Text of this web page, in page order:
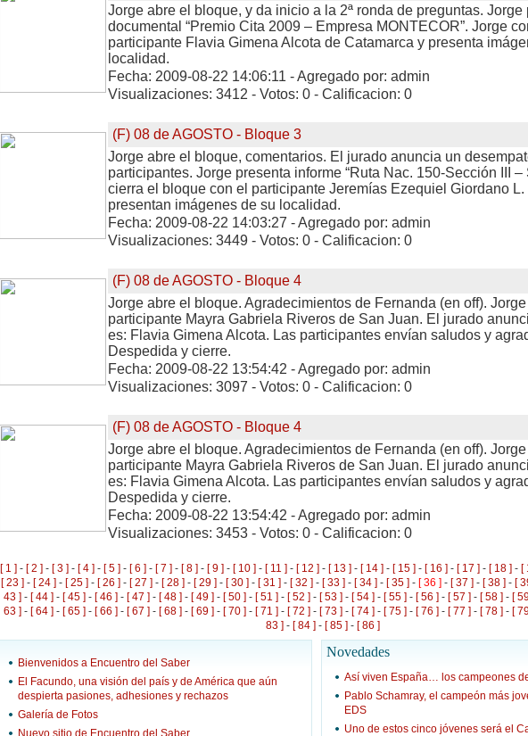
Jorge abre el bloque, y da inicio a la 2ª ronda de preguntas. Jorge
documental “Premio Cita 2009 – Empresa MONTECOR”. Jorge
participante Flavia Gimena Alcota de Catamarca y presenta
localidad.
Fecha: 2009-08-22 14:06:11 - Agregado por: admin
Visualizaciones: 3412 - Votos: 0 - Calificacion: 0
(F) 08 de AGOSTO - Bloque 3
Jorge abre el bloque, comentarios. El jurado anuncia un
participantes. Jorge presenta informe “Ruta Nac. 150-Sección III
cierra el bloque con el participante Jeremías Ezequiel Giordano
presentan imágenes de su localidad.
Fecha: 2009-08-22 14:03:27 - Agregado por: admin
Visualizaciones: 3449 - Votos: 0 - Calificacion: 0
(F) 08 de AGOSTO - Bloque 4
Jorge abre el bloque. Agradecimientos de Fernanda (en off).
participante Mayra Gabriela Riveros de San Juan. El jurado
es: Flavia Gimena Alcota. Las participantes envían saludos y
Despedida y cierre.
Fecha: 2009-08-22 13:54:42 - Agregado por: admin
Visualizaciones: 3097 - Votos: 0 - Calificacion: 0
(F) 08 de AGOSTO - Bloque 4
Jorge abre el bloque. Agradecimientos de Fernanda (en off).
participante Mayra Gabriela Riveros de San Juan. El jurado
es: Flavia Gimena Alcota. Las participantes envían saludos y
Despedida y cierre.
Fecha: 2009-08-22 13:54:42 - Agregado por: admin
Visualizaciones: 3453 - Votos: 0 - Calificacion: 0
[ 1 ] - [ 2 ] - [ 3 ] - [ 4 ] - [ 5 ] - [ 6 ] - [ 7 ] - [ 8 ] - [ 9 ] - [ 10 ] - [ 11 ] - [ 12 ] - [ 13 ] - [ 14 ] - [ 15 ] - [ 16 ] - [ 17 ] - [ 18 ] - [
[ 23 ] - [ 24 ] - [ 25 ] - [ 26 ] - [ 27 ] - [ 28 ] - [ 29 ] - [ 30 ] - [ 31 ] - [ 32 ] - [ 33 ] - [ 34 ] - [ 35 ] - [ 36 ] - [ 37 ] - [ 38 ] - [
43 ] - [ 44 ] - [ 45 ] - [ 46 ] - [ 47 ] - [ 48 ] - [ 49 ] - [ 50 ] - [ 51 ] - [ 52 ] - [ 53 ] - [ 54 ] - [ 55 ] - [ 56 ] - [ 57 ] - [ 58 ] - [
63 ] - [ 64 ] - [ 65 ] - [ 66 ] - [ 67 ] - [ 68 ] - [ 69 ] - [ 70 ] - [ 71 ] - [ 72 ] - [ 73 ] - [ 74 ] - [ 75 ] - [ 76 ] - [ 77 ] - [ 78 ] - [
83 ] - [ 84 ] - [ 85 ] - [ 86 ]
Bienvenidos a Encuentro del Saber
El Facundo, una visión del país y de América que aún
despierta pasiones, adhesiones y rechazos
Galería de Fotos
Nuevo sitio de Encuentro del Saber
Novedades
Así viven España… los campeones
Pablo Schamray, el campeón más
EDS
Uno de estos cinco jóvenes será el